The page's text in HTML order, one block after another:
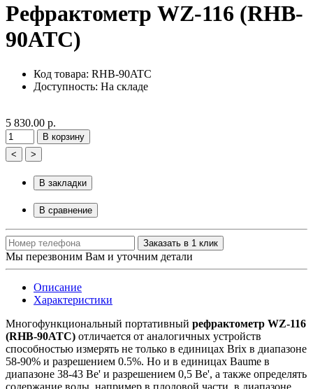
Рефрактометр WZ-116 (RHB-
90ATC)
Код товара: RHB-90ATC
Доступность: На складе
5 830.00 р.
В корзину
<
>
В закладки
В сравнение
Заказать в 1 клик
Мы перезвоним Вам и уточним детали
Описание
Характеристики
Многофункциональный портативный рефрактометр WZ-116
(RHB-90ATC) отличается от аналогичных устройств
способностью измерять не только в единицах Brix в диапазоне
58-90% и разрешением 0.5%. Но и в единицах Baume в
диапазоне 38-43 Be' и разрешением 0,5 Be', а также определять
содержание воды, например в плодовой части, в диапазоне